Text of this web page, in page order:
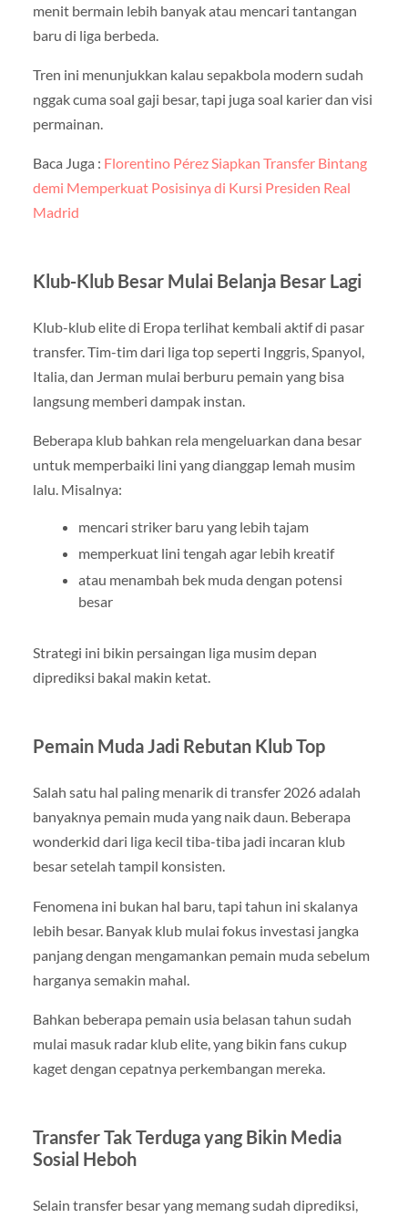
menit bermain lebih banyak atau mencari tantangan
baru di liga berbeda.
Tren ini menunjukkan kalau sepakbola modern sudah
nggak cuma soal gaji besar, tapi juga soal karier dan visi
permainan.
Baca Juga : Florentino Pérez Siapkan Transfer Bintang
demi Memperkuat Posisinya di Kursi Presiden Real
Madrid
Klub-Klub Besar Mulai Belanja Besar Lagi
Klub-klub elite di Eropa terlihat kembali aktif di pasar
transfer. Tim-tim dari liga top seperti Inggris, Spanyol,
Italia, dan Jerman mulai berburu pemain yang bisa
langsung memberi dampak instan.
Beberapa klub bahkan rela mengeluarkan dana besar
untuk memperbaiki lini yang dianggap lemah musim
lalu. Misalnya:
mencari striker baru yang lebih tajam
memperkuat lini tengah agar lebih kreatif
atau menambah bek muda dengan potensi
besar
Strategi ini bikin persaingan liga musim depan
diprediksi bakal makin ketat.
Pemain Muda Jadi Rebutan Klub Top
Salah satu hal paling menarik di transfer 2026 adalah
banyaknya pemain muda yang naik daun. Beberapa
wonderkid dari liga kecil tiba-tiba jadi incaran klub
besar setelah tampil konsisten.
Fenomena ini bukan hal baru, tapi tahun ini skalanya
lebih besar. Banyak klub mulai fokus investasi jangka
panjang dengan mengamankan pemain muda sebelum
harganya semakin mahal.
Bahkan beberapa pemain usia belasan tahun sudah
mulai masuk radar klub elite, yang bikin fans cukup
kaget dengan cepatnya perkembangan mereka.
Transfer Tak Terduga yang Bikin Media
Sosial Heboh
Selain transfer besar yang memang sudah diprediksi,